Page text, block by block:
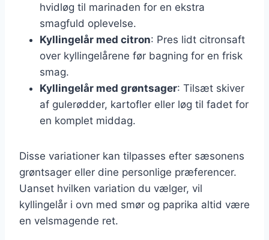
hvidløg til marinaden for en ekstra
smagfuld oplevelse.
Kyllingelår med citron: Pres lidt citronsaft
over kyllingelårene før bagning for en frisk
smag.
Kyllingelår med grøntsager: Tilsæt skiver
af gulerødder, kartofler eller løg til fadet for
en komplet middag.
Disse variationer kan tilpasses efter sæsonens
grøntsager eller dine personlige præferencer.
Uanset hvilken variation du vælger, vil
kyllingelår i ovn med smør og paprika altid være
en velsmagende ret.